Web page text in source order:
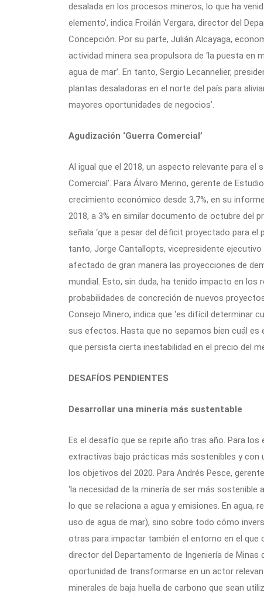
desalada en los procesos mineros, lo que ha
elemento’, indica Froilán Vergara, director del
Concepción. Por su parte, Julián Alcayaga,
actividad minera sea propulsora de ‘la puesta en
agua de mar’. En tanto, Sergio Lecannelier,
plantas desaladoras en el norte del país para
mayores oportunidades de negocios’.
Agudización ‘Guerra Comercial’
Al igual que el 2018, un aspecto relevante para el
Comercial’. Para Álvaro Merino, gerente de
crecimiento económico desde 3,7%, en su
2018, a 3% en similar documento de octubre del
señala ‘que a pesar del déficit proyectado para
tanto, Jorge Cantallopts, vicepresidente
afectado de gran manera las proyecciones de
mundial. Esto, sin duda, ha tenido impacto en
probabilidades de concreción de nuevos
Consejo Minero, indica que ‘es difícil determinar
sus efectos. Hasta que no sepamos bien cuál
que persista cierta inestabilidad en el precio del
DESAFÍOS PENDIENTES
Desarrollar una minería más sustentable
Es el desafío que se repite año tras año. Para
extractivas bajo prácticas más sostenibles y con
los objetivos del 2020. Para Andrés Pesce,
‘la necesidad de la minería de ser más
lo que se relaciona a agua y emisiones. En agua,
uso de agua de mar), sino sobre todo cómo
otras para impactar también el entorno en el que
director del Departamento de Ingeniería de Minas
oportunidad de transformarse en un actor
minerales de baja huella de carbono que sean